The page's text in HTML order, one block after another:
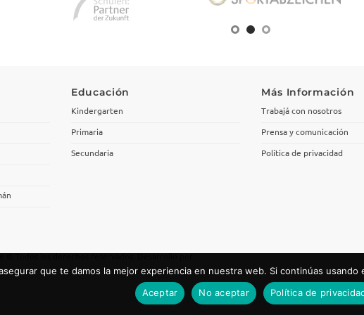
Educación
Kindergarten
Primaria
Secundaria
Más Información
Trabajá con nosotros
Prensa y comunicación
Política de privacidad
© Todos los derechos reservados. Desarrollo por
que te damos la mejor experiencia en nuestra web. Si continúas
Aceptar
No aceptar Política de